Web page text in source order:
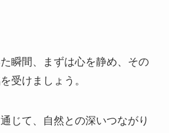
瞬間、まずは心を静め、その
受けましょう。
じて、自然との深いつながり